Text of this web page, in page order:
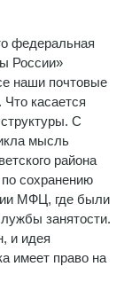
федеральная
России»
наши почтовые
Что касается
С
мысль
района
сохранению
МФЦ, где были
занятости.
и идея
имеет право на